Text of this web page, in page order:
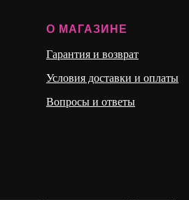
О МАГАЗИНЕ
Гарантия и возврат
Условия доставки и оплаты
Вопросы и ответы